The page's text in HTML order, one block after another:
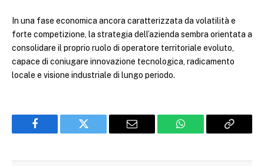
In una fase economica ancora caratterizzata da volatilità e
forte competizione, la strategia dell’azienda sembra orientata a
consolidare il proprio ruolo di operatore territoriale evoluto,
capace di coniugare innovazione tecnologica, radicamento
locale e visione industriale di lungo periodo.
Facebook Twitter Email WhatsApp Copy